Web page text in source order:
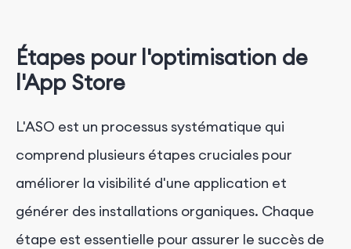
Étapes pour l'optimisation de
l'App Store
L'ASO est un processus systématique qui
comprend plusieurs étapes cruciales pour
améliorer la visibilité d'une application et
générer des installations organiques. Chaque
étape est essentielle pour assurer le succès de